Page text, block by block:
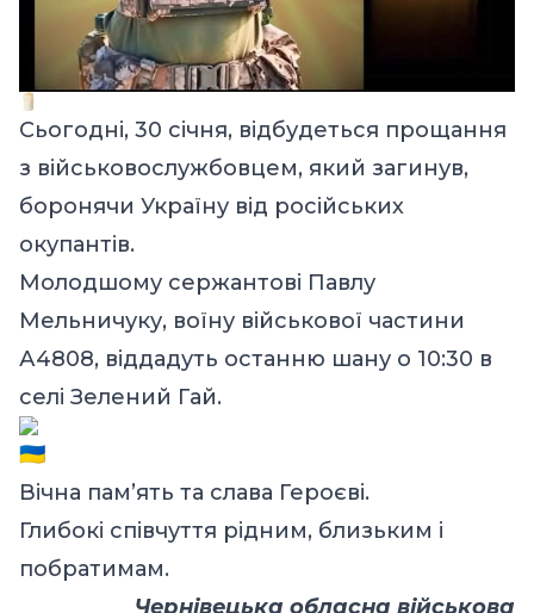
Сьогодні, 30 січня, відбудеться прощання
з військовослужбовцем, який загинув,
боронячи Україну від російських
окупантів.
Молодшому сержантові Павлу
Мельничуку, воїну військової частини
А4808, віддадуть останню шану о 10:30 в
селі Зелений Гай.
Вічна пам’ять та слава Героєві.
Глибокі співчуття рідним, близьким і
побратимам.
Чернівецька обласна військова